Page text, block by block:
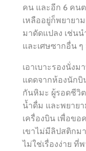
คน และอีก 6 คน
เหลืออยู่ก็พยายา
มาดัดแปลง เช่นน
และเศษซากอื่น ๆ
เอาเบาะรองนั่งม
แดดจากห้องนักบิ
กันหิมะ ผู้รอดชีวิ
น้ำดื่ม และพยาย
เครื่องบิน เพื่อขอ
เขาไม่มีลิปสติก
ไม่ใช่เรื่องง่าย ที่